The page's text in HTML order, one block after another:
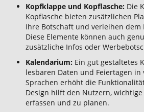
Kopfklappe und Kopflasche: Die
Kopflasche bieten zusätzlichen
Ihre Botschaft und verleihen dem
Diese Elemente können auch
zusätzliche Infos oder
Kalendarium: Ein gut gestaltetes
lesbaren Daten und Feiertagen in
Sprachen erhöht die
Design hilft den Nutzern,
erfassen und zu planen.